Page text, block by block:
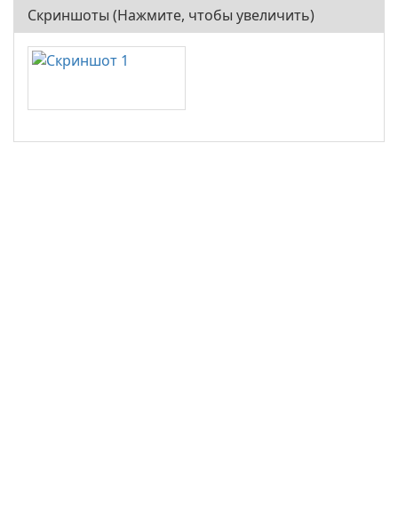
Скриншоты (Нажмите, чтобы увеличить)